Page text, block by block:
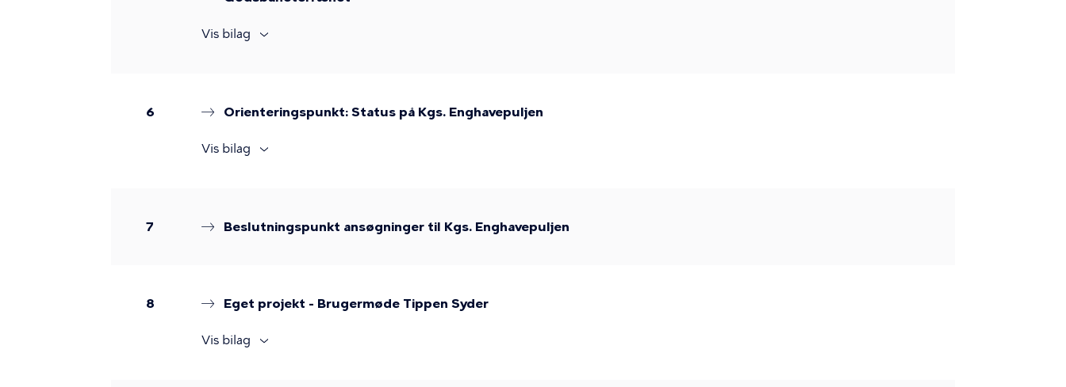
Vis bilag
6 Orienteringspunkt: Status på Kgs. Enghavepuljen
Vis bilag
7 Beslutningspunkt ansøgninger til Kgs. Enghavepuljen
8 Eget projekt - Brugermøde Tippen Syder
Vis bilag